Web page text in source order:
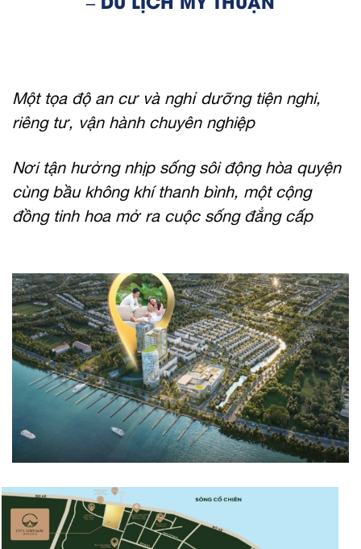
– DU LỊCH M Ỹ THUẬN
Một tọa độ an cư và nghỉ dưỡng tiện nghi,
riêng tư, vận hành chuyên nghiệp
Nơi tận hưởng nhịp sống sôi động hòa quyện
cùng bầu không khí thanh bình, một cộng
đồng tinh hoa mở ra cuộc sống đẳng cấp